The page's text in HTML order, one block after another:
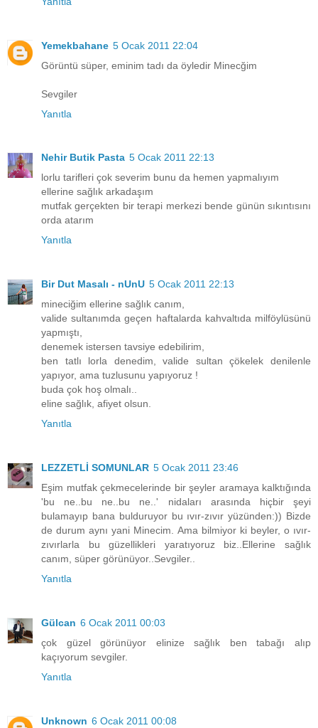
Yemekbahane 5 Ocak 2011 22:04
Görüntü süper, eminim tadı da öyledir Minecğim
Sevgiler
Yanıtla
Nehir Butik Pasta 5 Ocak 2011 22:13
lorlu tarifleri çok severim bunu da hemen yapmalıyım
ellerine sağlık arkadaşım
mutfak gerçekten bir terapi merkezi bende günün sıkıntısını
orda atarım
Yanıtla
Bir Dut Masalı - nUnU 5 Ocak 2011 22:13
mineciğim ellerine sağlık canım,
valide sultanımda geçen haftalarda kahvaltıda milföylüsünü
yapmıştı,
denemek istersen tavsiye edebilirim,
ben tatlı lorla denedim, valide sultan çökelek denilenle
yapıyor, ama tuzlusunu yapıyoruz !
buda çok hoş olmalı..
eline sağlık, afiyet olsun.
Yanıtla
LEZZETLİ SOMUNLAR 5 Ocak 2011 23:46
Eşim mutfak çekmecelerinde bir şeyler aramaya kalktığında
'bu ne..bu ne..bu ne..' nidaları arasında hiçbir şeyi
bulamayıp bana bulduruyor bu ıvır-zıvır yüzünden:)) Bizde
de durum aynı yani Minecim. Ama bilmiyor ki beyler, o ıvır-
zıvırlarla bu güzellikleri yaratıyoruz biz..Ellerine sağlık
canım, süper görünüyor..Sevgiler..
Yanıtla
Gülcan 6 Ocak 2011 00:03
çok güzel görünüyor elinize sağlık ben tabağı alıp
kaçıyorum sevgiler.
Yanıtla
Unknown 6 Ocak 2011 00:08